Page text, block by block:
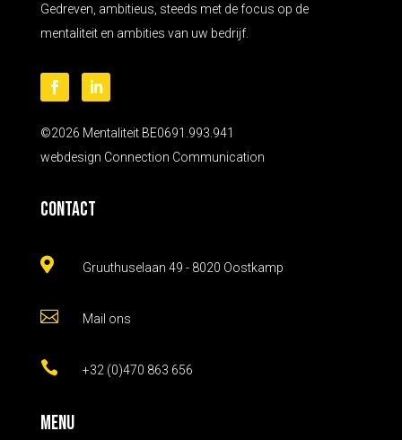
Gedreven, ambitieus, steeds met de focus op de
mentaliteit en ambities van uw bedrijf.
©2026 Mentaliteit BE0691.993.941
webdesign Connection Communication
Contact
 Gruuthuselaan 49 - 8020 Oostkamp
 Mail ons
 +32 (0)470 863 656
Menu